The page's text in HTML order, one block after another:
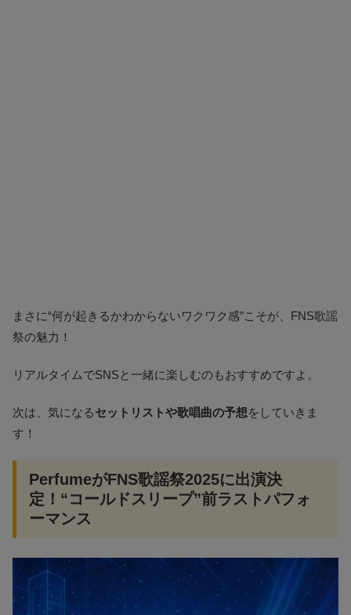
まさに“何が起きるかわからないワクワク感”こそが、FNS歌謡
祭の魅力！
リアルタイムでSNSと一緒に楽しむのもおすすめですよ。
次は、気になるセットリストや歌唱曲の予想をしていきま
す！
PerfumeがFNS歌謡祭2025に出演決
定！“コールドスリープ”前ラストパフォ
ーマンス